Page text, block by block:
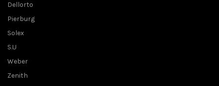
Dellorto
Pierburg
Solex
S.U
Weber
Zenith